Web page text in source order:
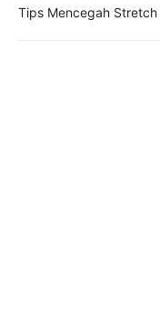
Tips Mencegah